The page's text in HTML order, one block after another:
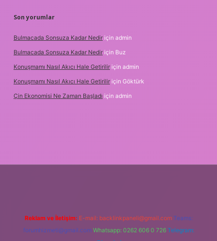
Son yorumlar
Bulmacada Sonsuza Kadar Nedir için admin
Bulmacada Sonsuza Kadar Nedir için Buz
Konuşmamı Nasıl Akıcı Hale Getirilir için admin
Konuşmamı Nasıl Akıcı Hale Getirilir için Göktürk
Çin Ekonomisi Ne Zaman Başladı için admin
Reklam ve İletişim: E-mail: backlinkpaneli@gmail.com Teams:
forumhizmeti@gmail.com Whatsapp: 0262 606 0 726 Telegram: